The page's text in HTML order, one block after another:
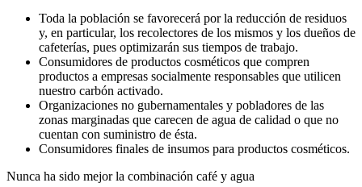
Toda la población se favorecerá por la reducción de residuos
y, en particular, los recolectores de los mismos y los dueños de
cafeterías, pues optimizarán sus tiempos de trabajo.
Consumidores de productos cosméticos que compren
productos a empresas socialmente responsables que utilicen
nuestro carbón activado.
Organizaciones no gubernamentales y pobladores de las
zonas marginadas que carecen de agua de calidad o que no
cuentan con suministro de ésta.
Consumidores finales de insumos para productos cosméticos.
Nunca ha sido mejor la combinación café y agua